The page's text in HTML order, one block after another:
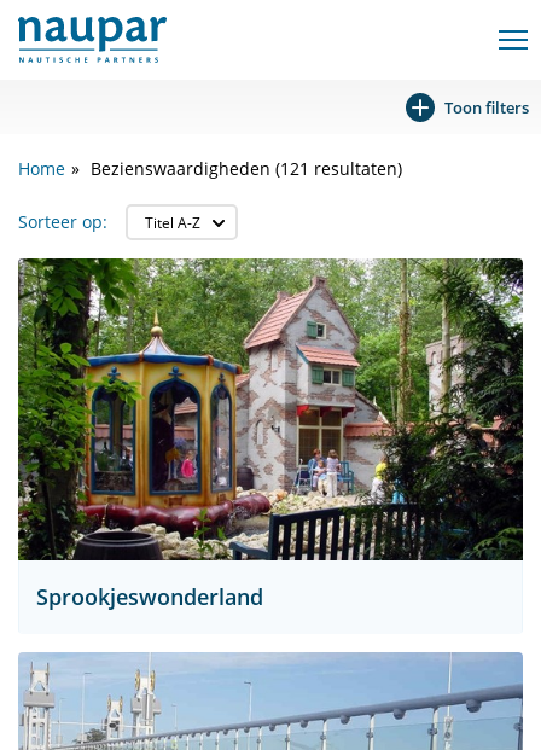
Toon filters
Home Bezienswaardigheden (121 resultaten)
Sorteer op:
Sprookjeswonderland